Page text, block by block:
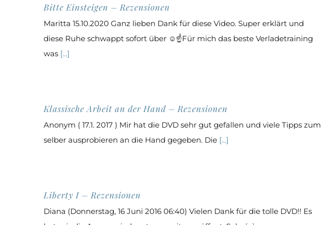
Bitte Einsteigen – Rezensionen
Maritta 15.10.2020 Ganz lieben Dank für diese Video. Super erklärt und
diese Ruhe schwappt sofort über ☺☝️Für mich das beste Verladetraining
was [...]
Klassische Arbeit an der Hand – Rezensionen
Anonym ( 17.1. 2017 ) Mir hat die DVD sehr gut gefallen und viele Tipps zum
selber ausprobieren an die Hand gegeben. Die [...]
Liberty I – Rezensionen
Diana (Donnerstag, 16 Juni 2016 06:40) Vielen Dank für die tolle DVD!! Es